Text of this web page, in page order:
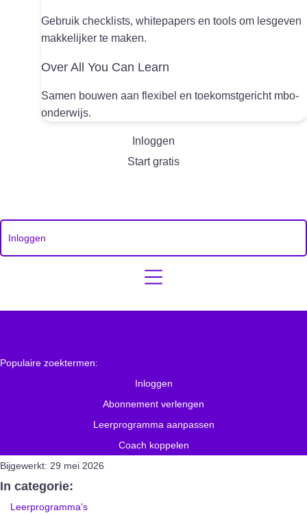
Gebruik checklists, whitepapers en tools om lesgeven
makkelijker te maken.
Over All You Can Learn
Samen bouwen aan flexibel en toekomstgericht mbo-
onderwijs.
Inloggen
Start gratis
Inloggen
Populaire zoektermen:
Inloggen
Abonnement verlengen
Leerprogramma aanpassen
Coach koppelen
Bijgewerkt: 29 mei 2026
In categorie:
Leerprogramma's